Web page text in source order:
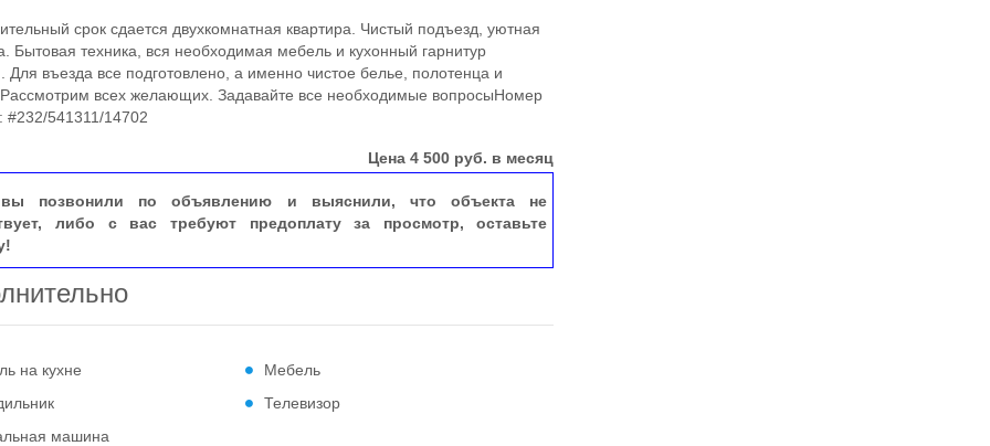
срок сдается двухкомнатная квартира. Чистый подъезд, уютная
Бытовая техника, вся необходимая мебель и кухонный гарнитур
Для въезда все подготовлено, а именно чистое белье, полотенца и
всех желающих. Задавайте все необходимые вопросыНомер
#232/541311/14702
Цена4 500 руб. в месяц
позвонили по объявлению и выяснили, что объекта не
либо с вас требуют предоплату за просмотр, оставьте
на кухне
Мебель
Телевизор
машина